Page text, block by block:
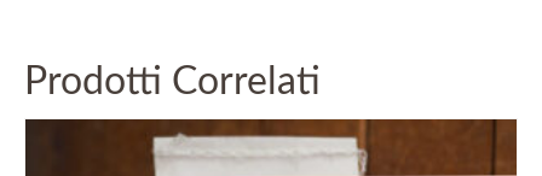
Prodotti Correlati